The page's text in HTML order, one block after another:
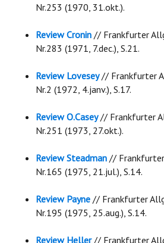
Nr.253 (1970, 31.okt.).
Review Cronin // Frankfurter
Nr.283 (1971, 7.dec.), S.21.
Review Lovesey// Frankfurter
Nr.2 (1972, 4.janv.), S.17.
Review O.Casey// Frankfurter
Nr.251 (1973, 27.okt.).
Review Steadman //
Nr.165 (1975, 21.jul.), S.14.
Review Payne // Frankfurter
Nr.195 (1975, 25.aug.), S.14.
Review Heller// Frankfurter